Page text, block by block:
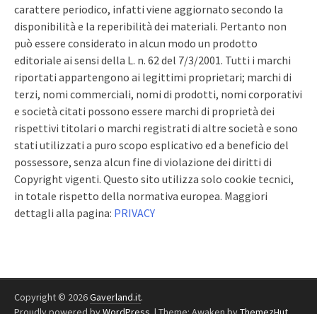
carattere periodico, infatti viene aggiornato secondo la
disponibilità e la reperibilità dei materiali. Pertanto non
può essere considerato in alcun modo un prodotto
editoriale ai sensi della L. n. 62 del 7/3/2001. Tutti i marchi
riportati appartengono ai legittimi proprietari; marchi di
terzi, nomi commerciali, nomi di prodotti, nomi corporativi
e società citati possono essere marchi di proprietà dei
rispettivi titolari o marchi registrati di altre società e sono
stati utilizzati a puro scopo esplicativo ed a beneficio del
possessore, senza alcun fine di violazione dei diritti di
Copyright vigenti. Questo sito utilizza solo cookie tecnici,
in totale rispetto della normativa europea. Maggiori
dettagli alla pagina: PRIVACY
Copyright © 2026Gaverland.it.